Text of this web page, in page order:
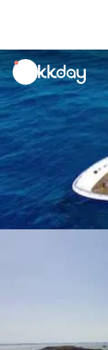
unread
notifications